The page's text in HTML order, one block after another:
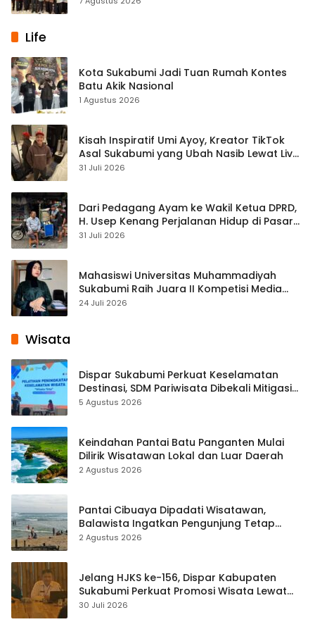
Life
Kota Sukabumi Jadi Tuan Rumah Kontes
Batu Akik Nasional
1 Agustus 2026
Kisah Inspiratif Umi Ayoy, Kreator TikTok
Asal Sukabumi yang Ubah Nasib Lewat Live
Streaming
31 Juli 2026
Dari Pedagang Ayam ke Wakil Ketua DPRD,
H. Usep Kenang Perjalanan Hidup di Pasar
Cisaat
31 Juli 2026
Mahasiswi Universitas Muhammadiyah
Sukabumi Raih Juara II Kompetisi Media
Pembelajaran Digital Tingkat Internasional
24 Juli 2026
Wisata
Dispar Sukabumi Perkuat Keselamatan
Destinasi, SDM Pariwisata Dibekali Mitigasi
hingga Teknik Evakuasi
5 Agustus 2026
Keindahan Pantai Batu Panganten Mulai
Dilirik Wisatawan Lokal dan Luar Daerah
2 Agustus 2026
Pantai Cibuaya Dipadati Wisatawan,
Balawista Ingatkan Pengunjung Tetap
Waspada
2 Agustus 2026
Jelang HJKS ke-156, Dispar Kabupaten
Sukabumi Perkuat Promosi Wisata Lewat
Publikasi Digital
30 Juli 2026